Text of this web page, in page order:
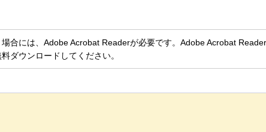
合には、Adobe Acrobat Readerが必要です。Adobe Acrobat
ダウンロードしてください。